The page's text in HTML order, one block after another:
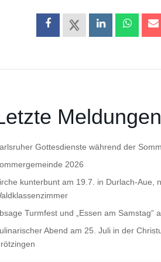
Meldungen
Gottesdienste während der
2026
kunterbunt am 19.7. in Durlach-Aue,
Turmfest und „Essen am Samstag“
Abend am 25. Juli in der